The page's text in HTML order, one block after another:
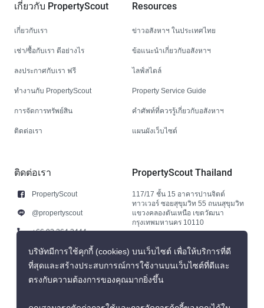
เกี่ยวกับ PropertyScout
เกี่ยวกับเรา
เช่า/ซื้อกับเรา ดีอย่างไร
ลงประกาศกับเรา ฟรี
ทำงานกับ PropertyScout
การจัดการทรัพย์สิน
ติดต่อเรา
Resources
ข่าวอสังหาฯ ในประเทศไทย
ข้อแนะนำเกี่ยวกับอสังหาฯ
ไลฟ์สไตล์
Property Service Guide
คำศัพท์ที่ควรรู้เกี่ยวกับอสังหาฯ
แผนผังเว็บไซต์
ติดต่อเรา
PropertyScout
@propertyscout
+66 92 264 3444
+66 92 264 3444
contact@propertyscout.co.th
PropertyScout Thailand
117/17 ชั้น 15 อาคารปานจิตต์
ทาวเวอร์ ซอยสุขุมวิท 55 ถนนสุขุมวิท
แขวงคลองตันเหนือ เขตวัฒนา
กรุงเทพมหานคร 10110
บริษัทมีการใช้คุกกี้ (cookies) บนเว็บไซต์ เพื่อให้บริการที่ดี
ที่สุดและสร้างประสบการณ์การใช้งานบนเว็บไซต์ที่ดีและ
ตรงกับความต้องการของคุณมากยิ่งขึ้น